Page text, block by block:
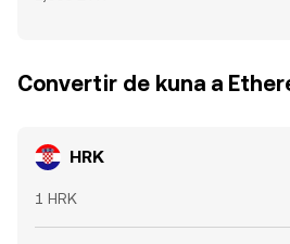
Convertir de kuna a
HRK
1 HRK